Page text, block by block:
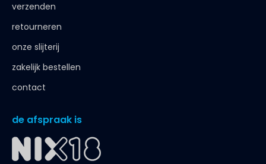
verzenden
retourneren
onze slijterij
zakelijk bestellen
contact
de afspraak is